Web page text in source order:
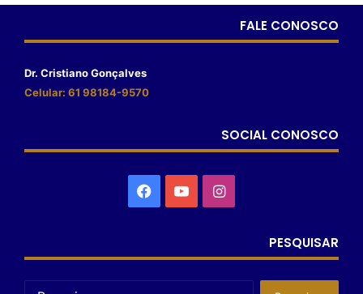
FALE CONOSCO
Dr. Cristiano Gonçalves
Celular: 61 98184-9570
SOCIAL CONOSCO
PESQUISAR